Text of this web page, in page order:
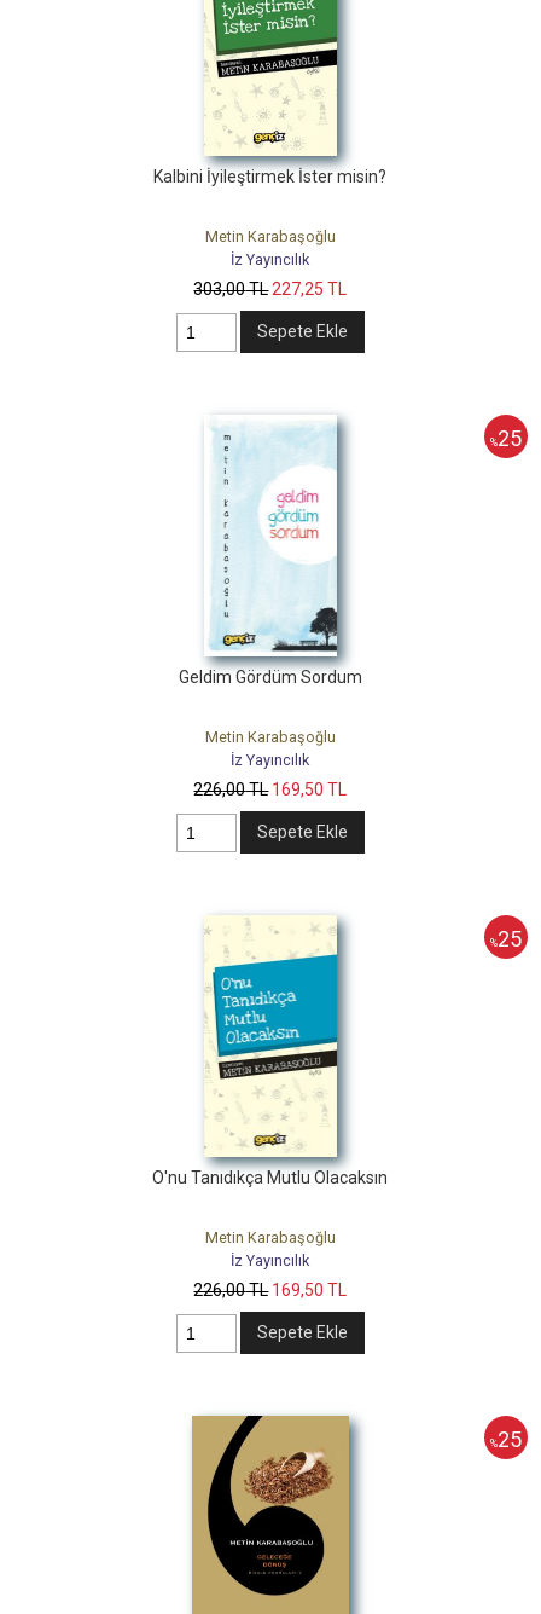
Kalbini İyileştirmek İster misin?
Metin Karabaşoğlu
İz Yayıncılık
303,00TL227,25 TL
Sepete Ekle
%25
Geldim Gördüm Sordum
Metin Karabaşoğlu
İz Yayıncılık
226,00TL 169,50 TL
Sepete Ekle
%25
O'nu Tanıdıkça Mutlu Olacaksın
Metin Karabaşoğlu
İz Yayıncılık
226,00TL 169,50 TL
Sepete Ekle
%25